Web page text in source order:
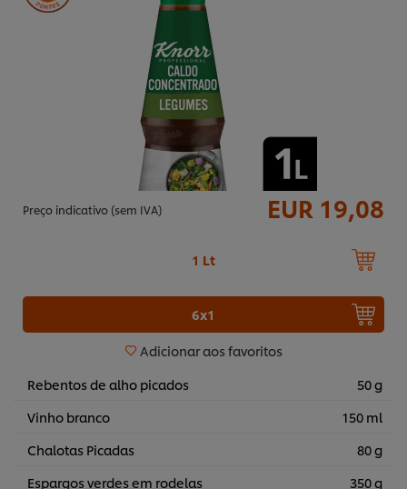
Preço indicativo (sem IVA) EUR 19,08
1 Lt
6x1
Adicionar aos favoritos
Rebentos de alho picados
50 g
Vinho branco
150 ml
Chalotas Picadas
80 g
Espargos verdes em rodelas
350 g